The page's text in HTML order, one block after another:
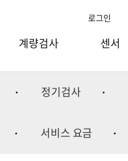
로그인
계량검사
과일선별기
금속검출기/X-ray
센서
정기검사
서비스 요금